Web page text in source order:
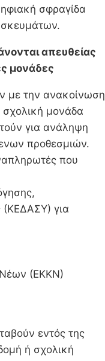
σφραγίδα
απευθείας
μονάδες
με την ανακοίνωση
μονάδα
για ανάληψη
προθεσμιών.
που
(ΚΕΔΑΣΥ) για
Νέων (ΕΚΚΝ)
εντός της
ή σχολική